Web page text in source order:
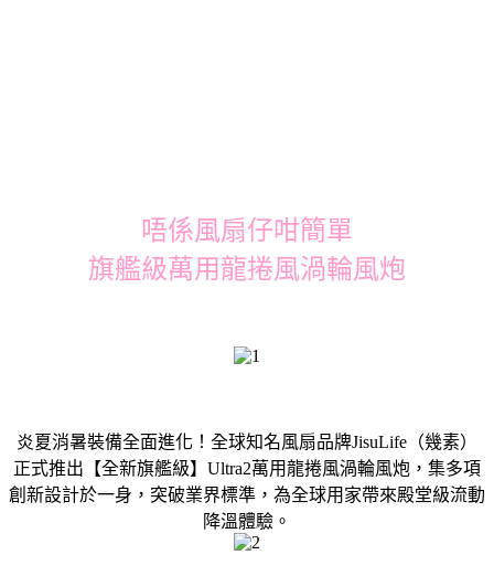
唔係風扇仔咁簡單
旗艦級萬用龍捲風渦輪風炮
炎夏消暑裝備全面進化！全球知名風扇品牌JisuLife（幾素）
正式推出【全新旗艦級】Ultra2萬用龍捲風渦輪風炮，集多項
創新設計於一身，突破業界標準，為全球用家帶來殿堂級流動
降溫體驗。